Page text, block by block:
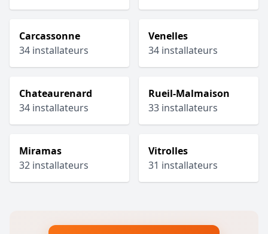
Carcassonne
34 installateurs
Venelles
34 installateurs
Chateaurenard
34 installateurs
Rueil-Malmaison
33 installateurs
Miramas
32 installateurs
Vitrolles
31 installateurs